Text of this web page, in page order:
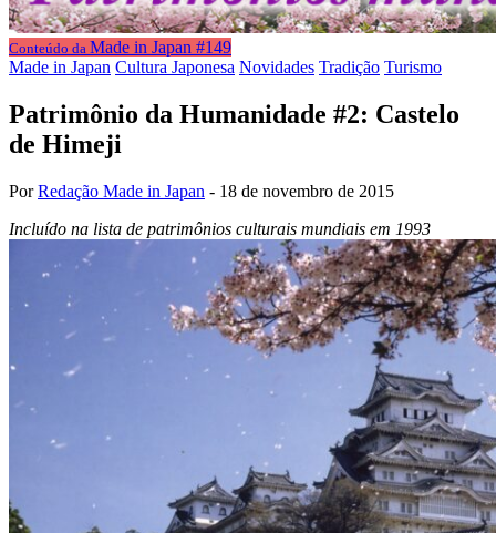
Conteúdo da Made in Japan #149
Made in Japan Cultura Japonesa Novidades Tradição Turismo
Patrimônio da Humanidade #2: Castelo
de Himeji
PorRedação Made in Japan - 18 de novembro de 2015
Incluído na lista de patrimônios culturais mundiais em 1993